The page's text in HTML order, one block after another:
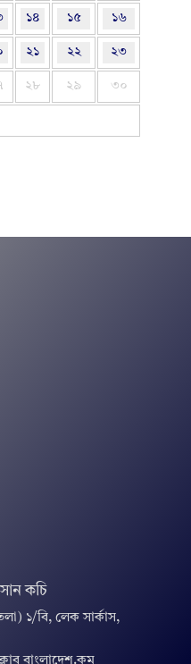
১৪ ১৫ ১৬
২১ ২২ ২৩
২৮ ২৯ ৩০
কচি
১/বি, লেক সার্কাস,
বাংলাদেশ.কম